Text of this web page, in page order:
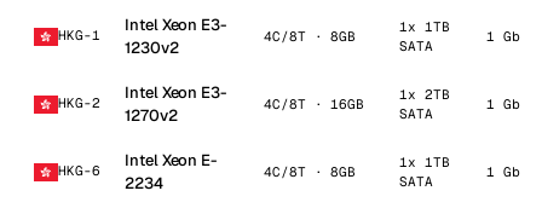
HKG-1
Intel Xeon E3-
1230v2
4C/8T · 8GB
1x 1TB
SATA
1
HKG-2
Intel Xeon E3-
1270v2
4C/8T · 16GB
1x 2TB
SATA
1
HKG-6
Intel Xeon E-
2234
4C/8T · 8GB
1x 1TB
SATA
1